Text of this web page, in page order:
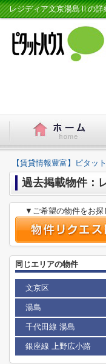
レジディア文京湯島Ⅱの詳
【賃貸情報豊富】ピタッ
過去掲載物件：
▼ご希望の物件をお探
同じエリアの物件
文京区
湯島
千代田線 湯島
銀座線 上野広小路